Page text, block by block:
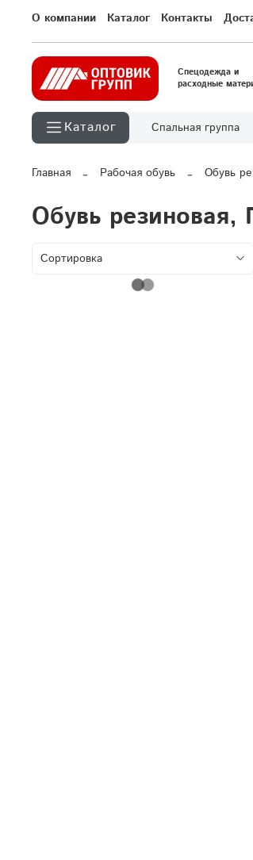
О компании Каталог Контакты
Спецодежда и
расходные
Каталог Спальная группа
Главная Рабочая обувь Обувь
Обувь резиновая,